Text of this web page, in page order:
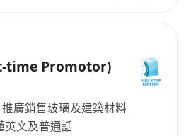
time Promotor)
廣銷售玻璃及建築材料
英文及普通話